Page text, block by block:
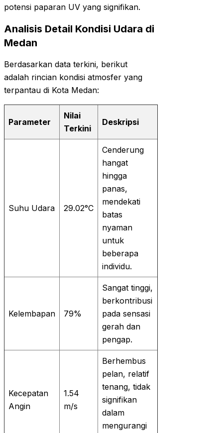
potensi paparan UV yang signifikan.
Analisis Detail Kondisi Udara di
Medan
Berdasarkan data terkini, berikut
adalah rincian kondisi atmosfer yang
terpantau di Kota Medan:
Parameter
Nilai
Terkini
Deskripsi
Suhu Udara 29.02°C
Cenderung
hangat
hingga
panas,
mendekati
batas
nyaman
untuk
beberapa
individu.
Kelembapan 79%
Sangat tinggi,
berkontribusi
pada sensasi
gerah dan
pengap.
Kecepatan
Angin
1.54
m/s
Berhembus
pelan, relatif
tenang, tidak
signifikan
dalam
mengurangi